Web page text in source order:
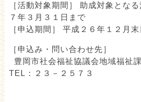
［活動対象期間］ 助成対象とな
７年３月３１日まで
［申込期間］ 平成２６年１２月
［申込み・問い合わせ先］
豊岡市社会福祉協議会地域福祉
TEL：２３－２５７３